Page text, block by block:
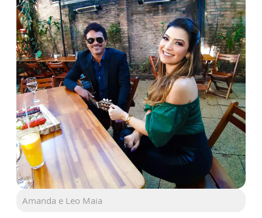
Amanda e Leo Maia